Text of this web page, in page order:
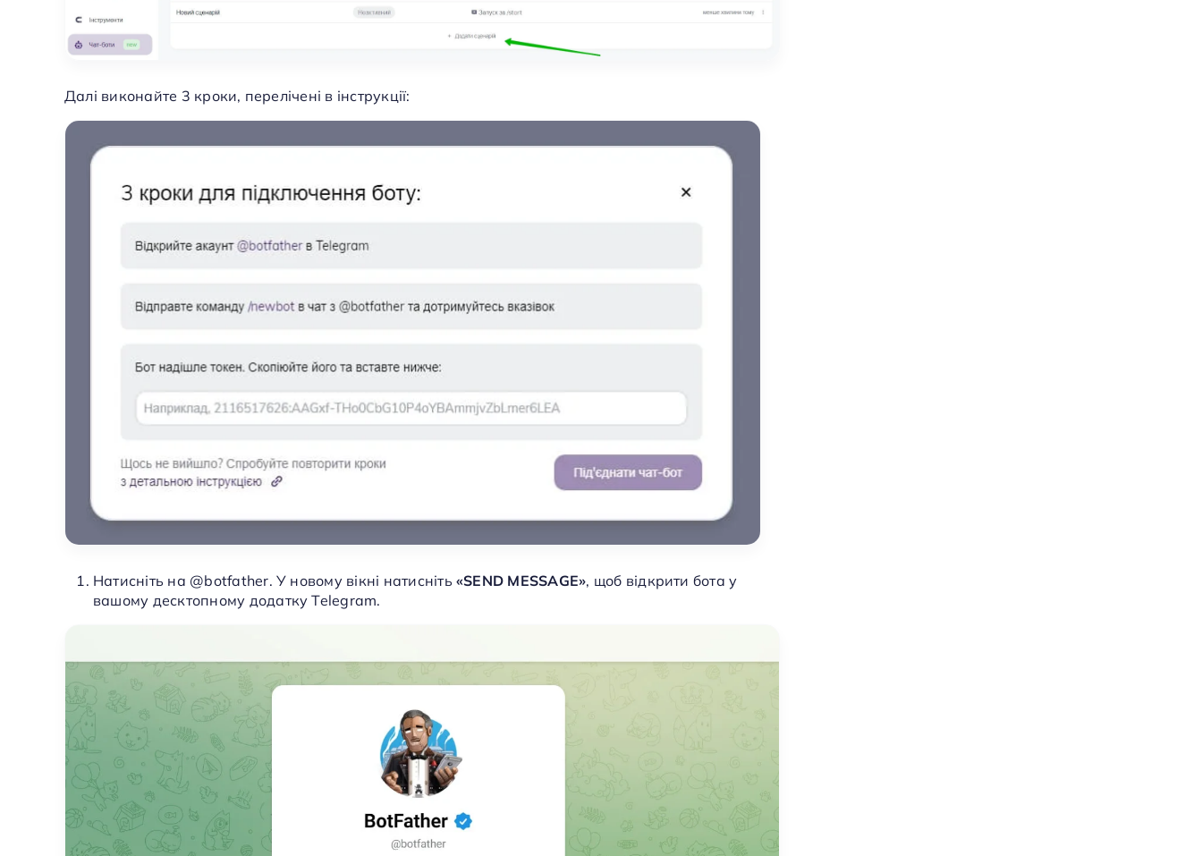
Далі виконайте 3 кроки, перелічені в інструкції:
Натисніть на @botfather. У новому вікні натисніть «SEND MESSAGE», щоб відкрити бота у
вашому десктопному додатку Telegram.